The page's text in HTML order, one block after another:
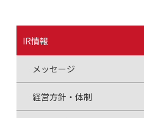
IR情報
メッセージ
経営方針・体制